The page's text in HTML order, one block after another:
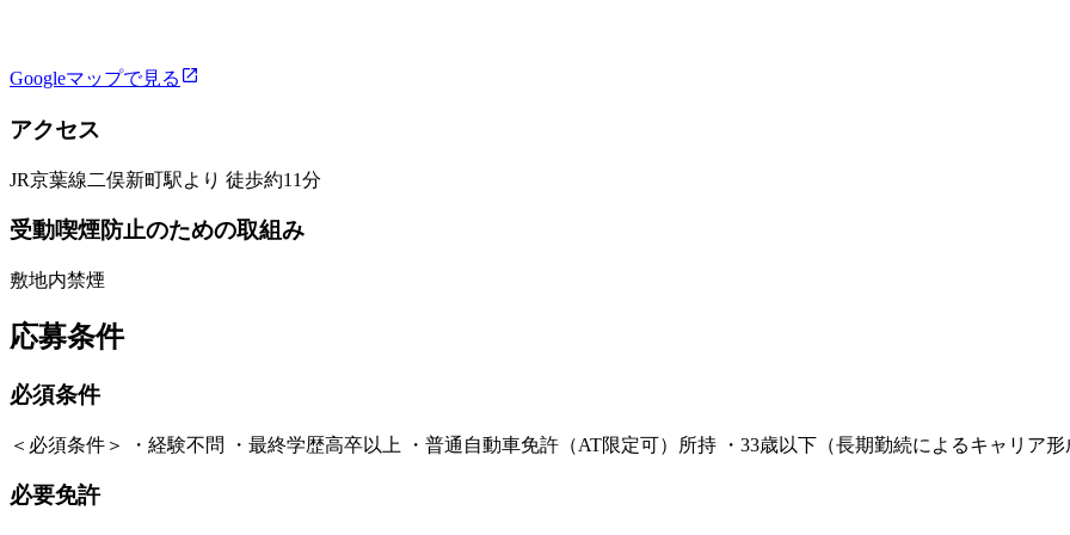
Googleマップで見る
アクセス
JR京葉線二俣新町駅より 徒歩約11分
受動喫煙防止のための取組み
敷地内禁煙
応募条件
必須条件
＜必須条件＞ ・経験不問 ・最終学歴高卒以上 ・普通自動車免許（AT限定可）所持 ・33歳以下（長期勤続によるキャリア形
必要免許